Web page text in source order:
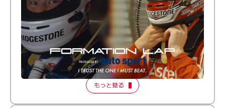
倒す相手を、信じてる。小林利徠斗 × 野村勇斗
【FORMATION LAP Produced by auto sport】
2026 Episode 2
もっと見る